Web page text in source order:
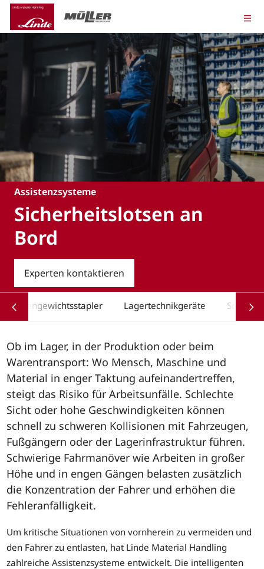
Assistenzsysteme
Sicherheitslotsen an
Bord
Experten kontaktieren
Gegengewichtsstapler Lagertechnikgeräte
Ob im Lager, in der Produktion oder beim
Warentransport: Wo Mensch, Maschine und
Material in enger Taktung aufeinandertreffen,
steigt das Risiko für Arbeitsunfälle. Schlechte
Sicht oder hohe Geschwindigkeiten können
schnell zu schweren Kollisionen mit Fahrzeugen,
Fußgängern oder der Lagerinfrastruktur führen.
Schwierige Fahrmanöver wie Arbeiten in großer
Höhe und in engen Gängen belasten zusätzlich
die Konzentration der Fahrer und erhöhen die
Fehleranfälligkeit.
Um kritische Situationen von vornherein zu vermeiden und
den Fahrer zu entlasten, hat Linde Material Handling
zahlreiche Assistenzsysteme entwickelt. Die intelligenten